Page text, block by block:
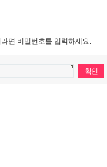
면 비밀번호를 입력하세요.